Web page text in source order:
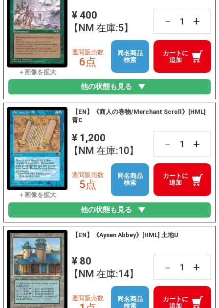
¥ 400
【NM 在庫:5】
－ +
カートに
追加
週間販売数
6点
同名商品
検索
他の状態も見る
【EN】《商人の巻物/Merchant Scroll》[HML]
青C
¥ 1,200
【NM 在庫:10】
－ +
カートに
追加
週間販売数
5点
同名商品
検索
他の状態も見る
【EN】《Aysen Abbey》[HML] 土地U
¥ 80
【NM 在庫:14】
－ +
カートに
追加
週間販売数
同名商品
検索